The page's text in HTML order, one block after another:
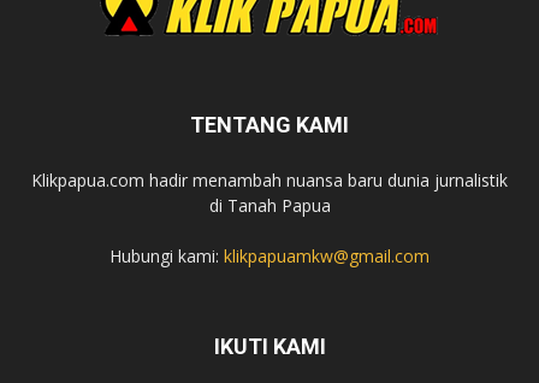
TENTANG KAMI
Klikpapua.com hadir menambah nuansa baru dunia jurnalistik
di Tanah Papua
Hubungi kami: klikpapuamkw@gmail.com
IKUTI KAMI